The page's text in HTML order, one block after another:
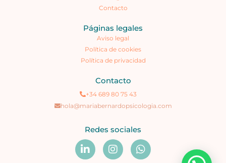
Contacto
Páginas legales
Aviso legal
Política de cookies
Política de privacidad
Contacto
+34 689 80 75 43
hola@mariabernardopsicologia.com
Redes sociales